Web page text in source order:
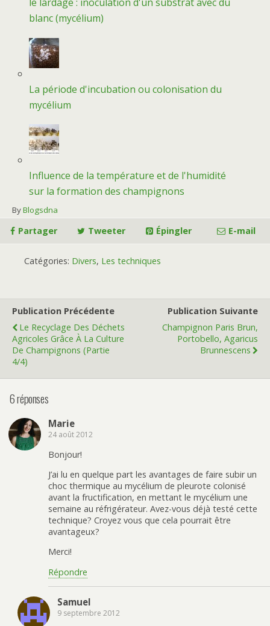
blanc (mycélium)
La période d'incubation ou colonisation du
mycélium
Influence de la température et de l'humidité
sur la formation des champignons
ByBlogsdna
Partager Tweeter Épingler E-mail
Catégories: Divers, Les techniques
Publication Précédente
Le Recyclage Des Déchets
Agricoles Grâce À La Culture
De Champignons (partie
4/4)
Publication Suivante
Champignon Paris Brun,
Portobello, Agaricus
Brunnescens
6 réponses
Marie
24 août 2012
Bonjour!
J’ai lu en quelque part les avantages de faire subir un
choc thermique au mycélium de pleurote colonisé
avant la fructification, en mettant le mycélium une
semaine au réfrigérateur. Avez-vous déjà testé cette
technique? Croyez vous que cela pourrait être
avantageux?
Merci!
Répondre
Samuel
9 septembre 2012